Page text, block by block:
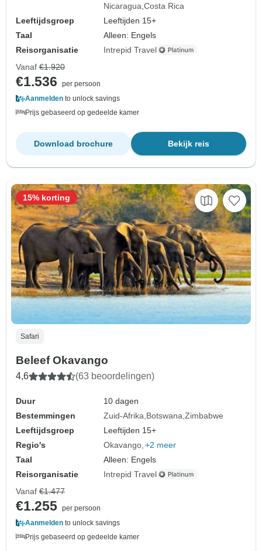
Nicaragua Costa Rica
Leeftijdsgroep
Leeftijden 15+
Taal
Alleen: Engels
Reisorganisatie
Intrepid Travel
Vanaf €1.920
€1.536
per persoon
Aanmelden to unlock savings
Prijs gebaseerd op gedeelde kamer
Bekijk reis
Download brochure
Safari
Beleef Okavango
4,6 (63 beoordelingen)
Duur
10 dagen
Bestemmingen
Zuid-Afrika Botswana Zimbabwe
Leeftijdsgroep
Leeftijden 15+
Regio's
Okavango +2 meer
Taal
Alleen: Engels
Reisorganisatie
Intrepid Travel
15% korting
Vanaf €1.477
€1.255 per persoon
Aanmelden to unlock savings
Prijs gebaseerd op gedeelde kamer